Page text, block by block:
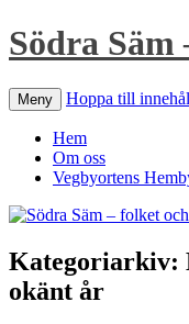
Södra Säm
Meny Hoppa till
Hem
Om oss
Vegbyortens
Kategoriarkiv:
okänt år